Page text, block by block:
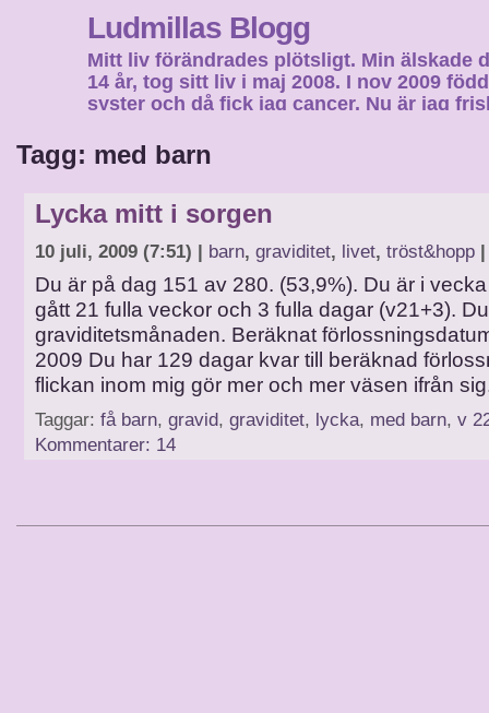
Ludmillas Blogg
Mitt liv förändrades plötsligt. Min älskade
14 år, tog sitt liv i maj 2008. I nov 2009
syster och då fick jag cancer. Nu är jag
Tagg: med barn
Lycka mitt i sorgen
10 juli, 2009 (7:51) | barn, graviditet, livet, tröst&hopp
Du är på dag 151 av 280. (53,9%). Du är i
gått 21 fulla veckor och 3 fulla dagar (v21+3).
graviditetsmånaden. Beräknat
2009 Du har 129 dagar kvar till beräknad
flickan inom mig gör mer och mer väsen ifrån
Taggar: få barn, gravid, graviditet, lycka, med barn, v
Kommentarer: 14